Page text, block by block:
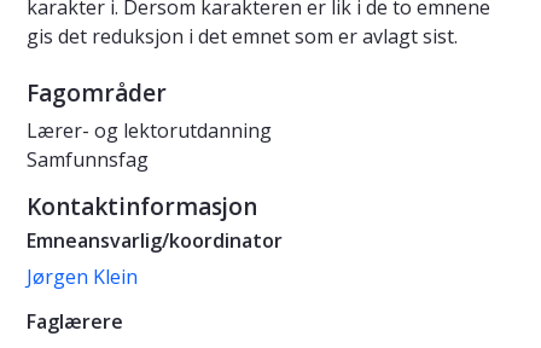
karakter i. Dersom karakteren er lik i de to emnene
gis det reduksjon i det emnet som er avlagt sist.
Fagområder
Lærer- og lektorutdanning
Samfunnsfag
Kontaktinformasjon
Emneansvarlig/koordinator
Jørgen Klein
Faglærere